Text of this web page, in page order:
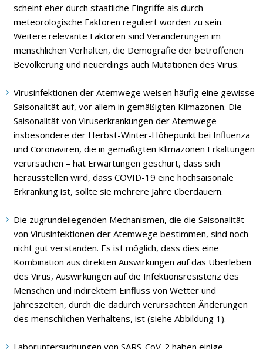
scheint eher durch staatliche Eingriffe als durch
meteorologische Faktoren reguliert worden zu sein.
Weitere relevante Faktoren sind Veränderungen im
menschlichen Verhalten, die Demografie der betroffenen
Bevölkerung und neuerdings auch Mutationen des Virus.
Virusinfektionen der Atemwege weisen häufig eine gewisse
Saisonalität auf, vor allem in gemäßigten Klimazonen. Die
Saisonalität von Viruserkrankungen der Atemwege -
insbesondere der Herbst-Winter-Höhepunkt bei Influenza
und Coronaviren, die in gemäßigten Klimazonen Erkältungen
verursachen – hat Erwartungen geschürt, dass sich
herausstellen wird, dass COVID-19 eine hochsaisonale
Erkrankung ist, sollte sie mehrere Jahre überdauern.
Die zugrundeliegenden Mechanismen, die die Saisonalität
von Virusinfektionen der Atemwege bestimmen, sind noch
nicht gut verstanden. Es ist möglich, dass dies eine
Kombination aus direkten Auswirkungen auf das Überleben
des Virus, Auswirkungen auf die Infektionsresistenz des
Menschen und indirektem Einfluss von Wetter und
Jahreszeiten, durch die dadurch verursachten Änderungen
des menschlichen Verhaltens, ist (siehe Abbildung 1).
Laboruntersuchungen von SARS-CoV-2 haben einige